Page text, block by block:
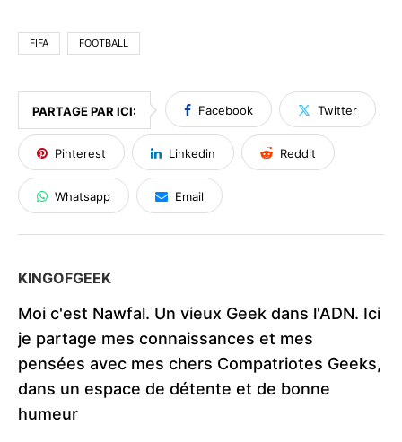
FIFA FOOTBALL
PARTAGE PAR ICI: Facebook Twitter
Pinterest Linkedin Reddit
Whatsapp Email
KINGOFGEEK
Moi c'est Nawfal. Un vieux Geek dans l'ADN. Ici
je partage mes connaissances et mes
pensées avec mes chers Compatriotes Geeks,
dans un espace de détente et de bonne
humeur